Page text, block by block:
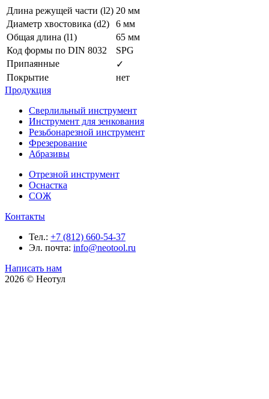
Длина режущей части (l2) 20 мм
Диаметр хвостовика (d2)
6 мм
Общая длина (l1)
65 мм
Код формы по DIN 8032
SPG
Припаянные
✓
Покрытие
нет
Продукция
Сверлильный инструмент
Инструмент для зенкования
Резьбонарезной инструмент
Фрезерование
Абразивы
Отрезной инструмент
Оснастка
СОЖ
Контакты
Тел.: +7 (812) 660-54-37
Эл. почта: info@neotool.ru
Написать нам
2026 © Неотул